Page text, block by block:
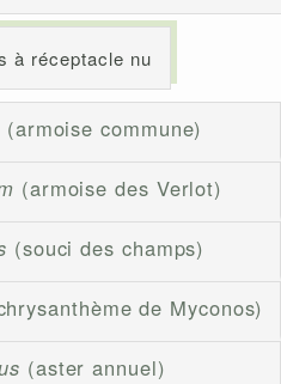
à réceptacle nu
(armoise commune)
(armoise des Verlot)
(souci des champs)
de Myconos)
(aster annuel)